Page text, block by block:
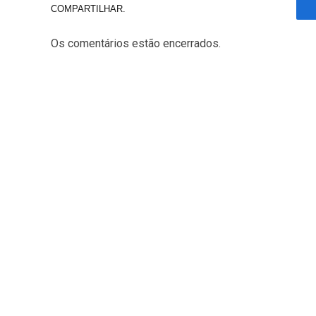
COMPARTILHAR.
Os comentários estão encerrados.